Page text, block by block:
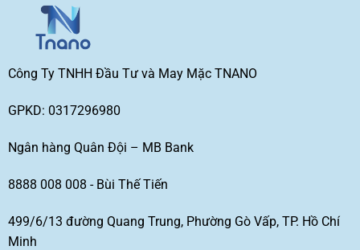
Công Ty TNHH Đầu Tư và May Mặc TNANO
GPKD: 0317296980
Ngân hàng Quân Đội – MB Bank
8888 008 008 - Bùi Thế Tiến
499/6/13 đường Quang Trung, Phường Gò Vấp, TP. Hồ Chí
Minh